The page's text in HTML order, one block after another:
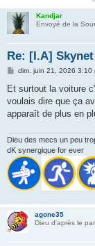
Kandjar
Envoyé de la
Re: [I.A]
M
s
a
g
e
dim. juin 21, 2026 3:10
Et surtout la voiture
voulais dire que ça
apparaît de plus en
Dieu des mecs un peu
dK synergique for ever
agone35
Dieu d'après le